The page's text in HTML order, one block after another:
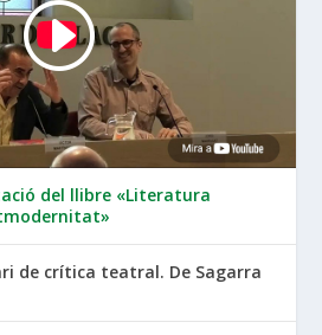
del llibre «Literatura
de crítica teatral. De Sagarra